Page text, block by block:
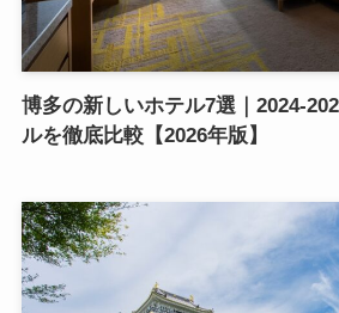
博多の新しいホテル7選｜2024-
ルを徹底比較【2026年版】